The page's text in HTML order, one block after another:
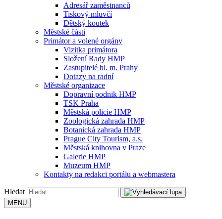
Adresář zaměstnanců
Tiskový mluvčí
Dětský koutek
Městské části
Primátor a volené orgány
Vizitka primátora
Složení Rady HMP
Zastupitelé hl. m. Prahy
Dotazy na radní
Městské organizace
Dopravní podnik HMP
TSK Praha
Městská policie HMP
Zoologická zahrada HMP
Botanická zahrada HMP
Prague City Tourism, a.s.
Městská knihovna v Praze
Galerie HMP
Muzeum HMP
Kontakty na redakci portálu a webmastera
Hledat
MENU